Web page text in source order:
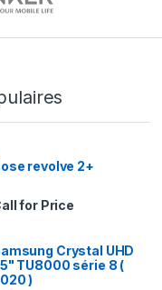
revolve 2+
for Price
Crystal UHD
TU8000 série 8 (
)